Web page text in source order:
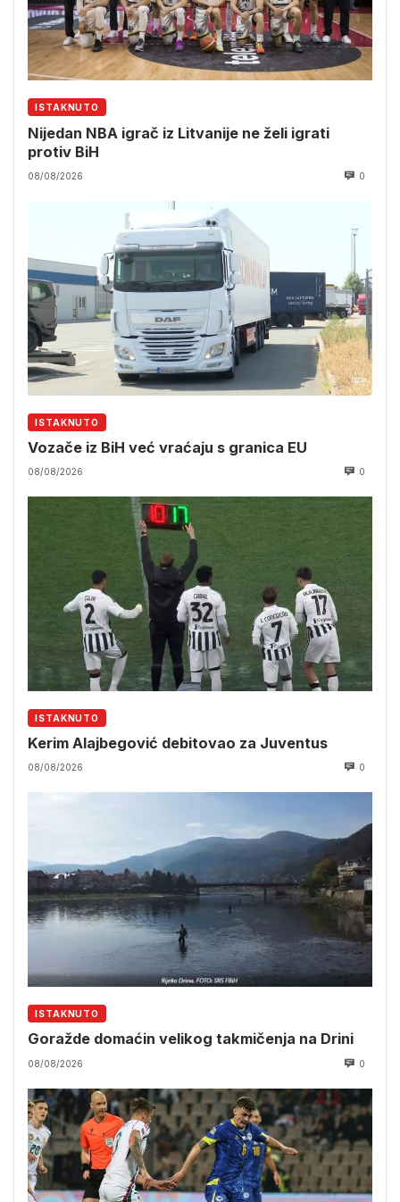
ISTAKNUTO
Nijedan NBA igrač iz Litvanije ne želi igrati
protiv BiH
08/08/2026 0
ISTAKNUTO
Vozače iz BiH već vraćaju s granica EU
08/08/2026 0
ISTAKNUTO
Kerim Alajbegović debitovao za Juventus
08/08/2026 0
ISTAKNUTO
Goražde domaćin velikog takmičenja na Drini
08/08/2026 0